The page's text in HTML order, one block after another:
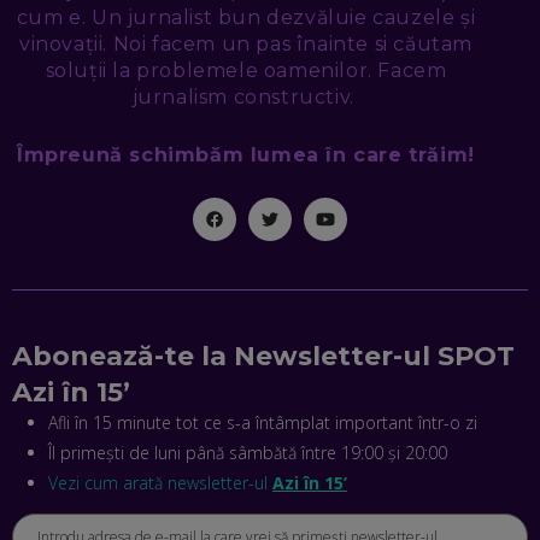
CE-AM ÎNVĂȚAT DIN EPISODUL GEORGESCU
EP. 46
EP. 45
ANTONIO ENACHE, SENSE4FIT: CUM TE AJUTĂ
TEHNOLOGIA SĂ FACI SPORT, SĂ FII MAI COMPETITIV ȘI SĂ
EP. 44
DISPECERAT AUTOMAT DE PE PIAȚĂ! CUM POATE
ASIA
EP. 43
ANDREI NICOARĂ, EXPERT ÎN E-GUVERNARE: N-O SĂ NE
MAI MEARGĂ PREA MULT CU MANȚOGĂRII! DACĂ NU NE
PROBLEME
cum e. Un jurnalist bun dezvăluie cauzele și
vinovații. Noi facem un pas înainte si căutam
soluții la problemele oamenilor. Facem
jurnalism constructiv.
Împreună schimbăm lumea în care trăim!
Abonează-te la Newsletter-ul SPOT
Azi în 15’
Afli în 15 minute tot ce s-a întâmplat important într-o zi
Îl primești de luni până sâmbătă între 19:00 și 20:00
Vezi cum arată newsletter-ul Azi în 15’